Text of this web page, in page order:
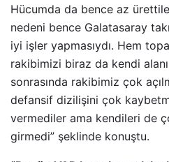
Hücumda da bence az
nedeni bence Galatasaray
iyi işler yapmasıydı. Hem
rakibimizi biraz da kendi
sonrasında rakibimiz çok
defansif dizilişini çok
vermediler ama kendileri de
girmedi” şeklinde konuştu.